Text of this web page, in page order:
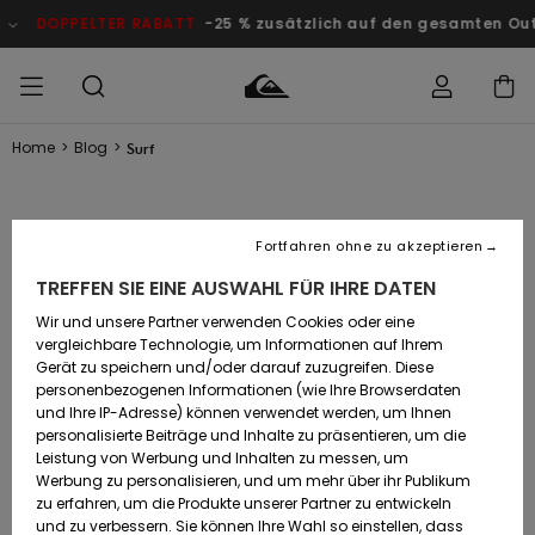
RABATT -25 % zusätzlich auf den gesamten Outlet-Bereich
Accessoires
Schuhe&
Flip-Flops
Surf
Snow
Accessoires
Schuhe&
Flip-Flops
Surf
Snow
FRAUEN
Brandneu
Highlights
Snow
SURF
Kinder
Highlights
Community
SNOW
Kinder
Snow Shop
Damen
Highlights
DOPPELTER
RABATT
KINDER
Outlet
Frauen
Retouren
Bezahlung
Geschenkkarte
Quiksilver
Home > Blog > Surf
KAULI VAAST WINS
GOLD IN TAHITI
SURF - 06.08.2024
TREFFEN SIE EINE AUSWAHL FÜR IHRE DATEN
Wir und unsere Partner verwenden Cookies oder eine
vergleichbare Technologie, um Informationen auf Ihrem
Gerät zu speichern und/oder darauf zuzugreifen. Diese
personenbezogenen Informationen (wie Ihre Browserdaten
und Ihre IP-Adresse) können verwendet werden, um Ihnen
personalisierte Beiträge und Inhalte zu präsentieren, um die
Leistung von Werbung und Inhalten zu messen, um
Werbung zu personalisieren, und um mehr über ihr Publikum
zu erfahren, um die Produkte unserer Partner zu entwickeln
und zu verbessern. Sie können Ihre Wahl so einstellen, dass
Fortfahren ohne zu akzeptieren